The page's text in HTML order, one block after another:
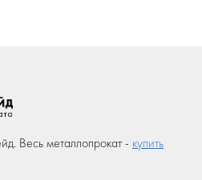
Весь металлопрокат - купить